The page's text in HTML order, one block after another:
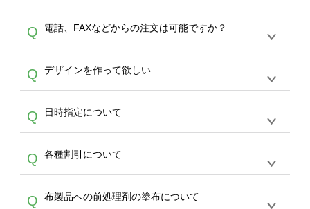
デザインの作成から決済まで完了できます。
30枚以上やシルク印刷など、大口注文の場合
は、サポートが担当するエコバッグコンシェル
やタンブラーコンシェルをご利用ください。製
作する数量が多ければ多いほど、オンデマンド
サービスよりも低価格で製作することが可能で
す。
A
ドできるデータ形式は、JPG / PNG / AI / PSD /
PDF 形式になります。データの最大サイズ
写真などもアップロード可能です。使用できな
い画像はエラーになります。（※ Illustratorか
らの直接入稿には対応していません。AIで保存
し、デザインツールからアップロードして下さ
い）
Q 電話、FAXなどからの注文は可能ですか？
A
文のみ受け付けております。30個以上のご製
作をお考えの方は、サポートが担当するエコバ
スをご利用頂ければ、電話やFAX、メールなど
でご注文が可能です。
Q デザインを作って欲しい
A
を作って欲しい。などの場合は、製作数量が
30個以上であれば、サポート担当が、デザイ
バッグコンシェル
サー
ビスをご利用ください。(※ 30個以下の場合
は、デザインツールをご利用ください)
Q 日時指定について
A
ん。発送後18時以降に配送業者・伝票番号を
メールでお知らせいたしますので、直接配送業
者にご連絡いただき調整をお願い致します。
Q 各種割引について
A
カート内で自動的に割引(最大50%)が適用され
Q 布製品への前処理剤の塗布について